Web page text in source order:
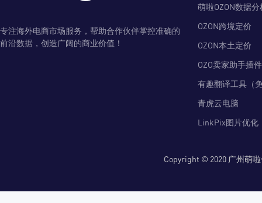
专注海外电商市场服务，帮助合作伙伴掌控准确的
前沿数据，创造广阔的商业价值！
萌啦OZON数据分
OZON跨境定价
OZON本土定价
OZO卖家助手插件
有趣翻译工具（
青虎云电脑
LinkPix图片优化
Copyright © 2020 广州萌